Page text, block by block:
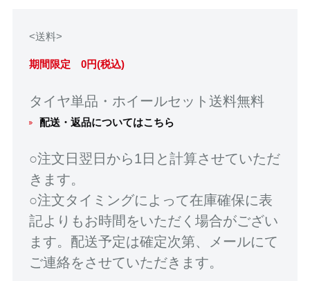
<送料>
期間限定 0円(税込)
タイヤ単品・ホイールセット送料無料
配送・返品についてはこちら
○注文日翌日から1日と計算させていただ
きます。
○注文タイミングによって在庫確保に表
記よりもお時間をいただく場合がござい
ます。配送予定は確定次第、メールにて
ご連絡をさせていただきます。